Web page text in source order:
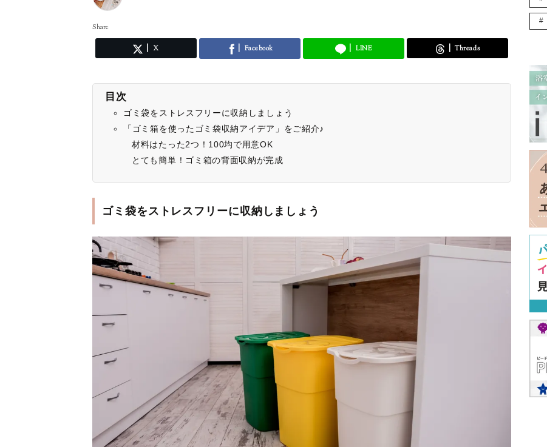
Share
X Facebook LINE Threads
目次
ゴミ袋をストレスフリーに収納しましょう
「ゴミ箱を使ったゴミ袋収納アイデア」をご紹介♪
材料はたった2つ！100均で用意OK
とても簡単！ゴミ箱の背面収納が完成
ゴミ袋をストレスフリーに収納しましょう